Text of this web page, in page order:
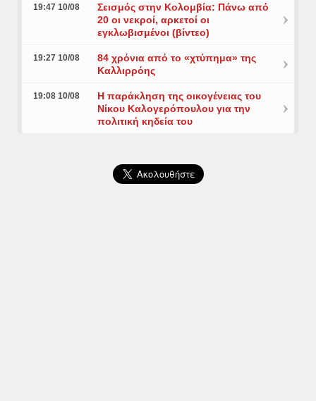
19:47 10/08
Σεισμός στην Κολομβία: Πάνω από
20 οι νεκροί, αρκετοί οι
εγκλωβισμένοι (βίντεο)
19:27 10/08
84 χρόνια από το «χτύπημα» της
Καλλιρρόης
19:08 10/08
Η παράκληση της οικογένειας του
Νίκου Καλογερόπουλου για την
πολιτική κηδεία του